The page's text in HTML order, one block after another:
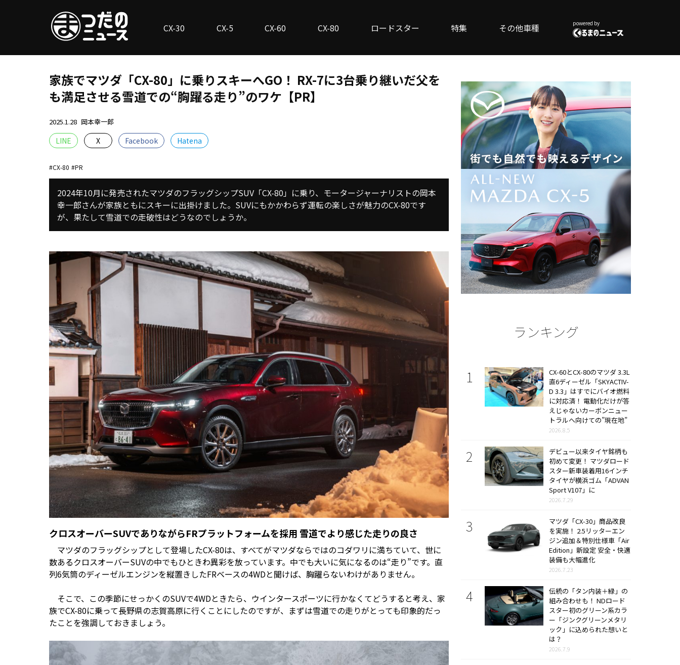
CX-30 CX-5 CX-60 CX-80 ロードスター 特集 その他車種 powered by
家族でマツダ「CX-80」に乗りスキーへGO！ RX-7に3台乗り継いだ父を
も満足させる雪道での“胸躍る走り”のワケ【PR】
2025.1.28 岡本幸一郎
LINE X Facebook Hatena
CX-80 PR
2024年10月に発売されたマツダのフラッグシップSUV「CX-80」に乗り、モータージャーナリストの岡本
幸一郎さんが家族ともにスキーに出掛けました。SUVにもかかわらず運転の楽しさが魅力のCX-80です
が、果たして雪道での走破性はどうなのでしょうか。
クロスオーバーSUVでありながらFRプラットフォームを採用 雪道でより感じた走りの良さ
マツダのフラッグシップとして登場したCX-80は、すべてがマツダならではのコダワリに満ちていて、世に
数あるクロスオーバーSUVの中でもひときわ異彩を放っています。中でも大いに気になるのは“走り”です。直
列6気筒のディーゼルエンジンを縦置きしたFRベースの4WDと聞けば、胸躍らないわけがありません。
そこで、この季節にせっかくのSUVで4WDときたら、ウインタースポーツに行かなくてどうすると考え、家
族でCX-80に乗って長野県の志賀高原に行くことにしたのですが、まずは雪道での走りがとっても印象的だっ
たことを強調しておきましょう。
ランキング
CX-60とCX-80のマツダ 3.3L
直6ディーゼル「SKYACTIV-
D 3.3」はすでにバイオ燃料
に対応済！ 電動化だけが答
えじゃないカーボンニュー
トラルへ向けての”現在地”
2026.8.5
デビュー以来タイヤ銘柄も
初めて変更！ マツダロード
スター新車装着用16インチ
タイヤが横浜ゴム「ADVAN
Sport V107」に
2026.7.29
マツダ「CX-30」商品改良
を実施！ 2.5リッターエン
ジン追加＆特別仕様車「Air
Edition」新設定 安全・快適
装備も大幅進化
2026.7.23
伝統の「タン内装＋緑」の
組み合わせも！ NDロード
スター初のグリーン系カラ
ー「ジンクグリーンメタリ
ック」に込められた想いと
は？
2026.7.9